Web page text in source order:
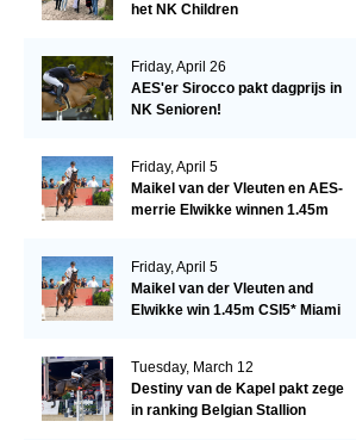
het NK Children
Friday, April 26
AES'er Sirocco pakt dagprijs in
NK Senioren!
Friday, April 5
Maikel van der Vleuten en AES-
merrie Elwikke winnen 1.45m
Friday, April 5
Maikel van der Vleuten and
Elwikke win 1.45m CSI5* Miami
Tuesday, March 12
Destiny van de Kapel pakt zege
in ranking Belgian Stallion